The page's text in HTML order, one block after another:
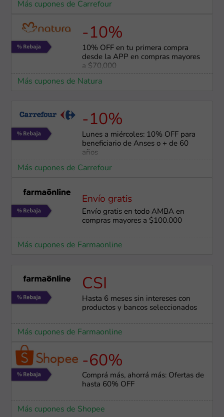
Más cupones de Carrefour
-10%
10% OFF en tu primera compra
desde la APP en compras mayores
a $70,000
Más cupones de Natura
-10%
Lunes a miércoles: 10% OFF para
beneficiario de Anses o + de 60
años
Más cupones de Carrefour
Envío gratis
Envío gratis en todo AMBA en
compras mayores a $100.000
Más cupones de Farmaonline
CSI
Hasta 6 meses sin intereses con
productos y bancos seleccionados
Más cupones de Farmaonline
-60%
Comprá más, ahorrá más: Ofertas de
hasta 60% OFF
Más cupones de Shopee